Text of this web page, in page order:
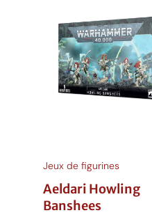
Jeux de figurines
Aeldari Howling
Banshees